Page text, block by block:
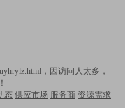
，因访问人太多，
态 供应市场 服务商 资源需求